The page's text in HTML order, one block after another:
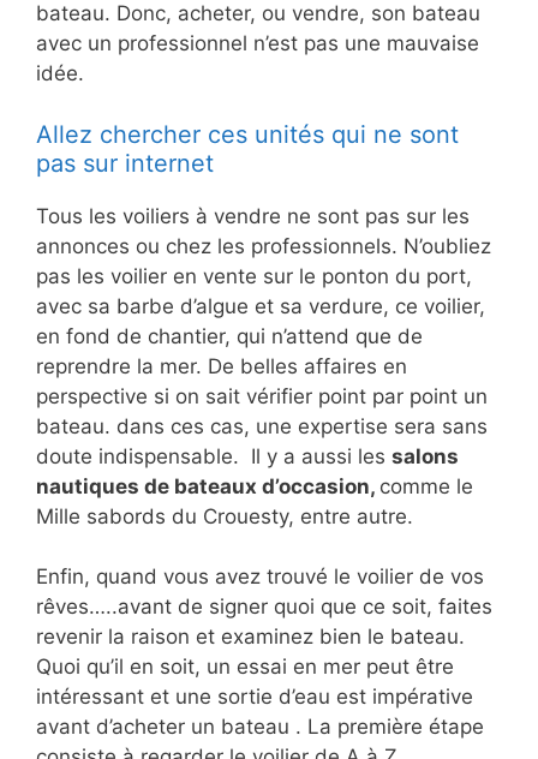
bateau. Donc, acheter, ou vendre, son bateau
avec un professionnel n’est pas une mauvaise
idée.
Allez chercher ces unités qui ne sont
pas sur internet
Tous les voiliers à vendre ne sont pas sur les
annonces ou chez les professionnels. N’oubliez
pas les voilier en vente sur le ponton du port,
avec sa barbe d’algue et sa verdure, ce voilier,
en fond de chantier, qui n’attend que de
reprendre la mer. De belles affaires en
perspective si on sait vérifier point par point un
bateau. dans ces cas, une expertise sera sans
doute indispensable. Il y a aussi les salons
nautiques de bateaux d’occasion, comme le
Mille sabords du Crouesty, entre autre.
Enfin, quand vous avez trouvé le voilier de vos
rêves…..avant de signer quoi que ce soit, faites
revenir la raison et examinez bien le bateau.
Quoi qu’il en soit, un essai en mer peut être
intéressant et une sortie d’eau est impérative
avant d’acheter un bateau . La première étape